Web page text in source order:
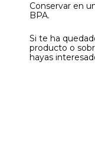
Conservar en
BPA.
Si te ha
producto o
hayas